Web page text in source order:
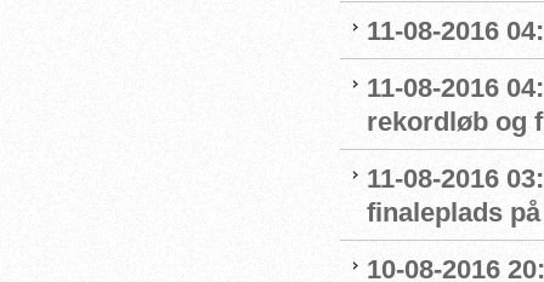
11-08-2016
11-08-2016
rekordløb og
11-08-2016
finaleplads
10-08-2016